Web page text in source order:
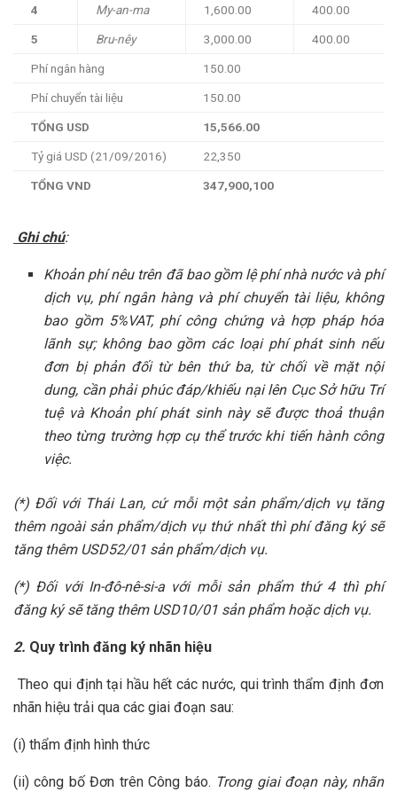
4 My-an-ma 1,600.00 400.00
5 Bru-nêy 3,000.00 400.00
Phí ngân hàng 150.00
Phí chuyển tài liệu 150.00
TỔNG USD 15,566.00
Tỷ giá USD (21/09/2016) 22,350
TỔNG VND 347,900,100
Ghi chú:
Khoản phí nêu trên đã bao gồm lệ phí nhà nước và phí
dịch vụ, phí ngân hàng và phí chuyển tài liệu, không
bao gồm 5%VAT, phí công chứng và hợp pháp hóa
lãnh sự; không bao gồm các loại phí phát sinh nếu
đơn bị phản đối từ bên thứ ba, từ chối về mặt nội
dung, cần phải phúc đáp/khiếu nại lên Cục Sở hữu Trí
tuệ và Khoản phí phát sinh này sẽ được thoả thuận
theo từng trường hợp cụ thể trước khi tiến hành công
việc.
(*) Đối với Thái Lan, cứ mỗi một sản phẩm/dịch vụ tăng
thêm ngoài sản phẩm/dịch vụ thứ nhất thì phí đăng ký sẽ
tăng thêm USD52/01 sản phẩm/dịch vụ.
(*) Đối với In-đô-nê-si-a với mỗi sản phẩm thứ 4 thì phí
đăng ký sẽ tăng thêm USD10/01 sản phẩm hoặc dịch vụ.
2. Quy trình đăng ký nhãn hiệu
Theo qui định tại hầu hết các nước, qui trình thẩm định đơn
nhãn hiệu trải qua các giai đoạn sau:
(i) thẩm định hình thức
(ii) công bố Đơn trên Công báo. Trong giai đoạn này, nhãn